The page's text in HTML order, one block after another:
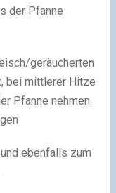
der Pfanne
geräucherten
bei mittlerer Hitze
Pfanne nehmen
ebenfalls zum